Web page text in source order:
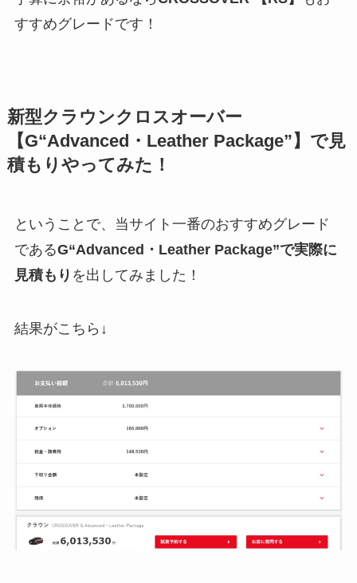
すすめグレードです！
新型クラウンクロスオーバー
【G“Advanced・Leather Package” 】で見
積もりやってみた！
ということで、当サイト一番のおすすめグレード
であるG“Advanced・Leather Package”で実際に
見積もり を出してみました！
結果がこちら↓